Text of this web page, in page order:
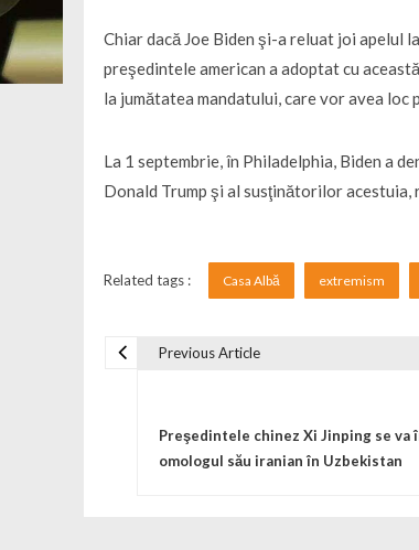
Chiar dacă Joe Biden şi-a reluat joi apelul
preşedintele american a adoptat cu
la jumătatea mandatului, care vor avea loc
La 1 septembrie, în Philadelphia, Biden a
Donald Trump şi al susţinătorilor acestuia,
Related tags : Casa Albă extremism
Previous Article
Preşedintele chinez Xi Jinping se va
omologul său iranian în Uzbekistan